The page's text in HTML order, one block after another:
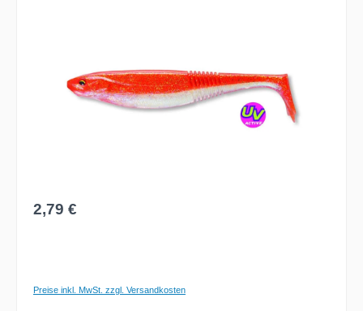
Regulärer Preis:
2,79 €
Preise inkl. MwSt. zzgl. Versandkosten